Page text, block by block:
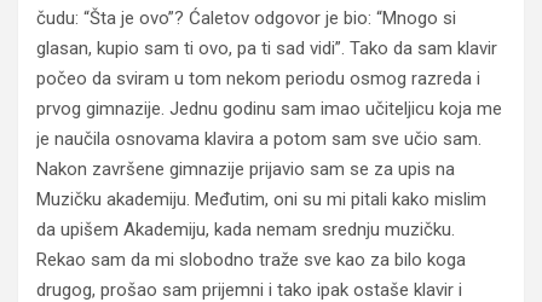
čudu: “Šta je ovo”? Ćaletov odgovor je bio: “Mnogo si
glasan, kupio sam ti ovo, pa ti sad vidi”. Tako da sam klavir
počeo da sviram u tom nekom periodu osmog razreda i
prvog gimnazije. Jednu godinu sam imao učiteljicu koja me
je naučila osnovama klavira a potom sam sve učio sam.
Nakon završene gimnazije prijavio sam se za upis na
Muzičku akademiju. Međutim, oni su mi pitali kako mislim
da upišem Akademiju, kada nemam srednju muzičku.
Rekao sam da mi slobodno traže sve kao za bilo koga
drugog, prošao sam prijemni i tako ipak ostaše klavir i